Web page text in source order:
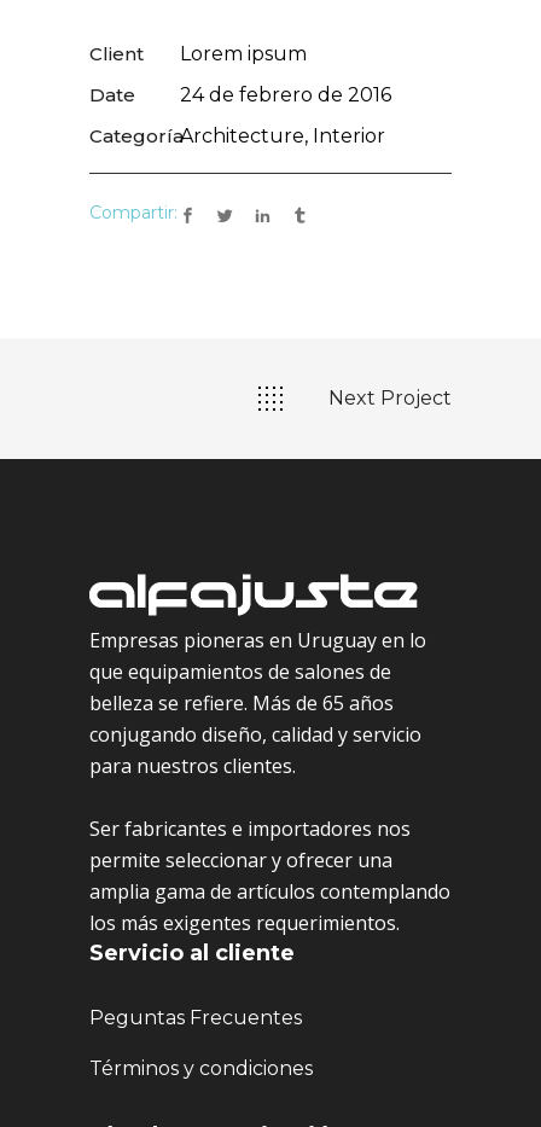
Client
Lorem ipsum
Date
24 de febrero de 2016
CategoríaArchitecture, Interior
Compartir:
Next Project
Empresas pioneras en Uruguay en lo
que equipamientos de salones de
belleza se refiere. Más de 65 años
conjugando diseño, calidad y servicio
para nuestros clientes.
Ser fabricantes e importadores nos
permite seleccionar y ofrecer una
amplia gama de artículos contemplando
los más exigentes requerimientos.
Servicio al cliente
Peguntas Frecuentes
Términos y condiciones